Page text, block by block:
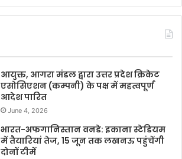
आयुक्त, आगरा मंडल द्वारा उत्तर प्रदेश क्रिकेट
एसोसिएशन (कम्पनी) के पक्ष में महत्वपूर्ण
आदेश पारित
June 4, 2026
भारत-अफगानिस्तान वनडे: इकाना स्टेडियम
में तैयारियां तेज, 15 जून तक लखनऊ पहुंचेंगी
दोनों टीमें